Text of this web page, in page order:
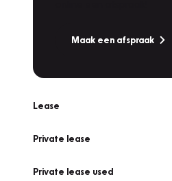
Maak een afspraak
Lease
Private lease
Private lease used